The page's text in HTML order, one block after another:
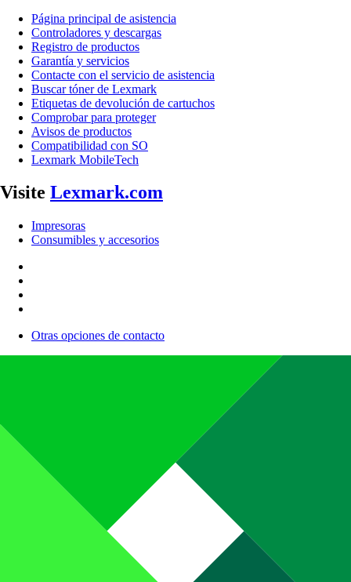
Página principal de asistencia
Controladores y descargas
Registro de productos
Garantía y servicios
Contacte con el servicio de asistencia
Buscar tóner de Lexmark
Etiquetas de devolución de cartuchos
Comprobar para proteger
Avisos de productos
Compatibilidad con SO
Lexmark MobileTech
Visite Lexmark.com
Impresoras
Consumibles y accesorios
Otras opciones de contacto